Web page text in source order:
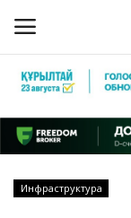
Главная
Инфраструктура